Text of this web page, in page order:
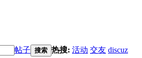
帖子 搜索 热搜: 活动 交友 discuz